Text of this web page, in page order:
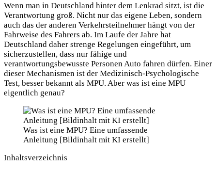
Wenn man in Deutschland hinter dem Lenkrad sitzt, ist die
Verantwortung groß. Nicht nur das eigene Leben, sondern
auch das der anderen Verkehrsteilnehmer hängt von der
Fahrweise des Fahrers ab. Im Laufe der Jahre hat
Deutschland daher strenge Regelungen eingeführt, um
sicherzustellen, dass nur fähige und
verantwortungsbewusste Personen Auto fahren dürfen. Einer
dieser Mechanismen ist der Medizinisch-Psychologische
Test, besser bekannt als MPU. Aber was ist eine MPU
eigentlich genau?
Was ist eine MPU? Eine umfassende
Anleitung [Bildinhalt mit KI erstellt]
Inhaltsverzeichnis